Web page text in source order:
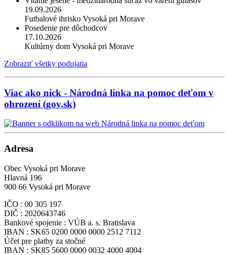
19.09.2026
Futbalové ihrisko Vysoká pri Morave
Posedenie pre dôchodcov
17.10.2026
Kultúrny dom Vysoká pri Morave
Zobraziť všetky podujatia
Viac ako nick - Národná linka na pomoc deťom v
ohrození (gov.sk)
Adresa
Obec Vysoká pri Morave
Hlavná 196
900 66 Vysoká pri Morave
IČO : 00 305 197
DIČ : 2020643746
Bankové spojenie : VÚB a. s. Bratislava
IBAN : SK65 0200 0000 0000 2512 7112
Účet pre platby za stočné
IBAN : SK85 5600 0000 0032 4000 4004